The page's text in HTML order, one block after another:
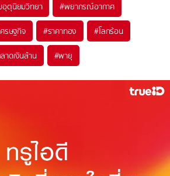
อุตุนิยมวิทยา #พยากรณ์อากาศ
ศรษฐกิจ #ราคาทอง #โลกร้อน
าดเงินล้าน #พายุ